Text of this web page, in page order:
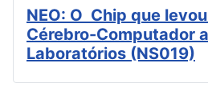
NEO: O Chip que
Cérebro-Computador
Laboratórios (NS019)